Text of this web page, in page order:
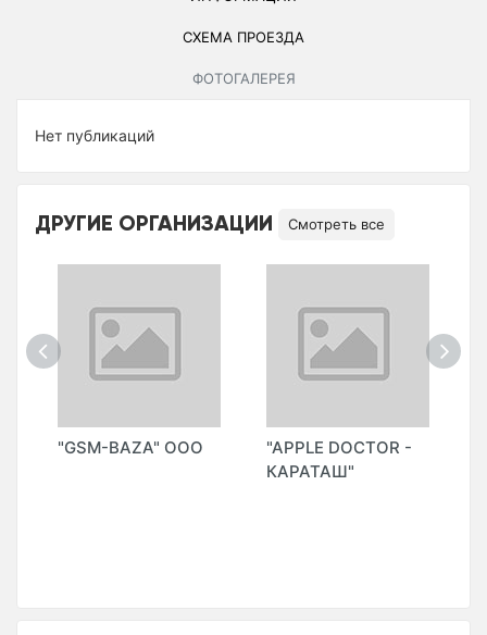
СХЕМА ПРОЕЗДА
ФОТОГАЛЕРЕЯ
Нет публикаций
ДРУГИЕ ОРГАНИЗАЦИИ Смотреть все
"GSM-BAZA" ООО
"APPLE DOCTOR -
КАРАТАШ"